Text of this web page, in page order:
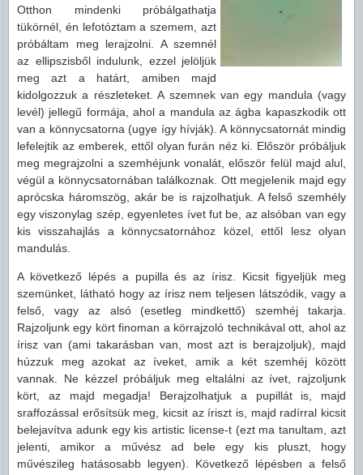
Otthon mindenki próbálgathatja
tükörnél, én lefotóztam a szemem, azt
próbáltam meg lerajzolni. A szemnél
az ellipszisből indulunk, ezzel jelöljük
meg azt a határt, amiben majd
kidolgozzuk a részleteket. A szemnek van egy mandula (vagy
levél) jellegű formája, ahol a mandula az ágba kapaszkodik ott
van a könnycsatorna (ugye így hívják). A könnycsatornát mindig
lefelejtik az emberek, ettől olyan furán néz ki. Először próbáljuk
meg megrajzolni a szemhéjunk vonalát, először felül majd alul,
végül a könnycsatornában találkoznak. Ott megjelenik majd egy
aprócska háromszög, akár be is rajzolhatjuk. A felső szemhély
egy viszonylag szép, egyenletes ívet fut be, az alsóban van egy
kis visszahajlás a könnycsatornához közel, ettől lesz olyan
mandulás.
A következő lépés a pupilla és az írisz. Kicsit figyeljük meg
szemünket, látható hogy az írisz nem teljesen látszódik, vagy a
felső, vagy az alsó (esetleg mindkettő) szemhéj takarja.
Rajzoljunk egy kört finoman a körrajzoló technikával ott, ahol az
írisz van (ami takarásban van, most azt is berajzoljuk), majd
húzzuk meg azokat az íveket, amik a két szemhéj között
vannak. Ne kézzel próbáljuk meg eltalálni az ívet, rajzoljunk
kört, az majd megadja! Berajzolhatjuk a pupillát is, majd
sraffozással erősítsük meg, kicsit az íriszt is, majd radírral kicsit
belejavítva adunk egy kis artistic license-t (ezt ma tanultam, azt
jelenti, amikor a művész ad bele egy kis pluszt, hogy
művészileg hatásosabb legyen). Következő lépésben a felső